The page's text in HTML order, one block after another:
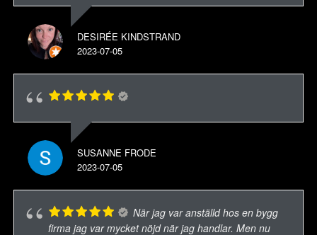
DESIRÉE KINDSTRAND
2023-07-05
SUSANNE FRODE
2023-07-05
När jag var anställd hos en bygg
firma jag var mycket nöjd när jag handlar. Men nu